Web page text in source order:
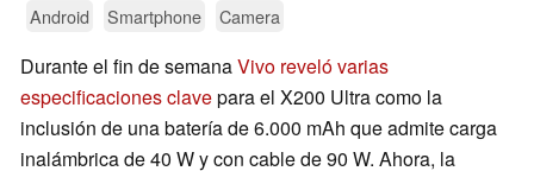
Android Smartphone Camera
Durante el fin de semanaVivo reveló varias
especificaciones clavepara el X200 Ultra como la
inclusión de una batería de 6.000 mAh que admite carga
inalámbrica de 40 W y con cable de 90 W. Ahora, la